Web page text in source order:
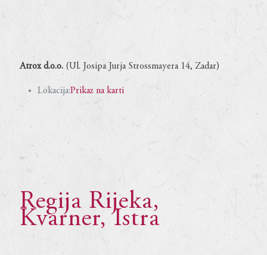
Atrox d.o.o. (Ul. Josipa Jurja Strossmayera 14, Zadar)
Lokacija:Prikaz na karti
Regija Rijeka,
Kvarner, Istra